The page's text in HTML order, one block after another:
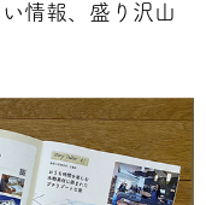
情報、盛り沢山